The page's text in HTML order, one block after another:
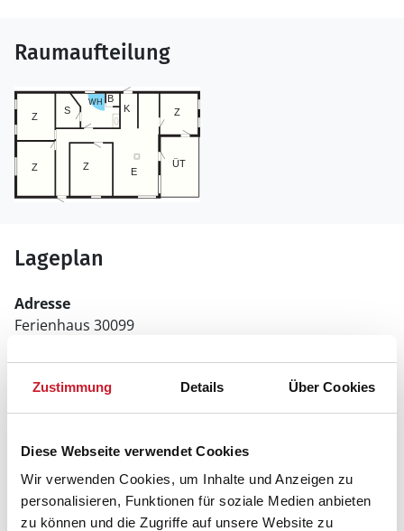
Zustimmung Details Über Cookies
Diese Webseite verwendet Cookies
Wir verwenden Cookies, um Inhalte und Anzeigen zu
personalisieren, Funktionen für soziale Medien anbieten
zu können und die Zugriffe auf unsere Website zu
Raumaufteilung
Lageplan
Adresse
Ferienhaus 30099
Napstjert
9982 Ålbæk